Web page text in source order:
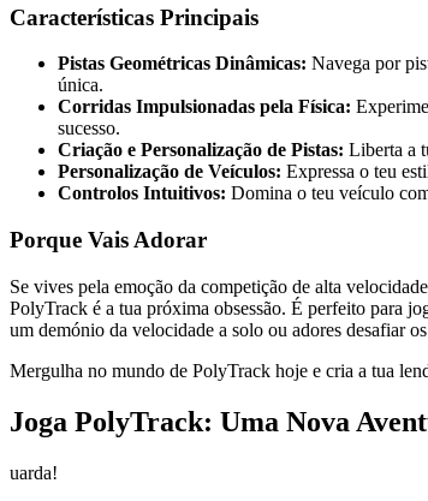
Características Principais
Pistas Geométricas Dinâmicas: Navega por
única.
Corridas Impulsionadas pela Física:
sucesso.
Criação e Personalização de Pistas: Liberta a
Personalização de Veículos: Expressa o teu
Controlos Intuitivos: Domina o teu veículo
Porque Vais Adorar
Se vives pela emoção da competição de alta
PolyTrack é a tua próxima obsessão. É perfeito para
um demónio da velocidade a solo ou adores desafiar
Mergulha no mundo de PolyTrack hoje e cria a tua
Joga PolyTrack: Uma Nova
uarda!